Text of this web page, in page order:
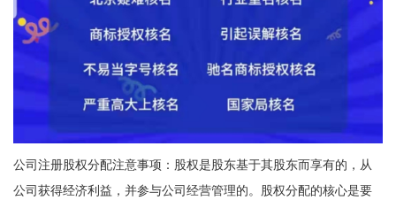
公司注册股权分配注意事项：股权是股东基于其股东而享有的，从
公司获得经济利益，并参与公司经营管理的。股权分配的核心是要